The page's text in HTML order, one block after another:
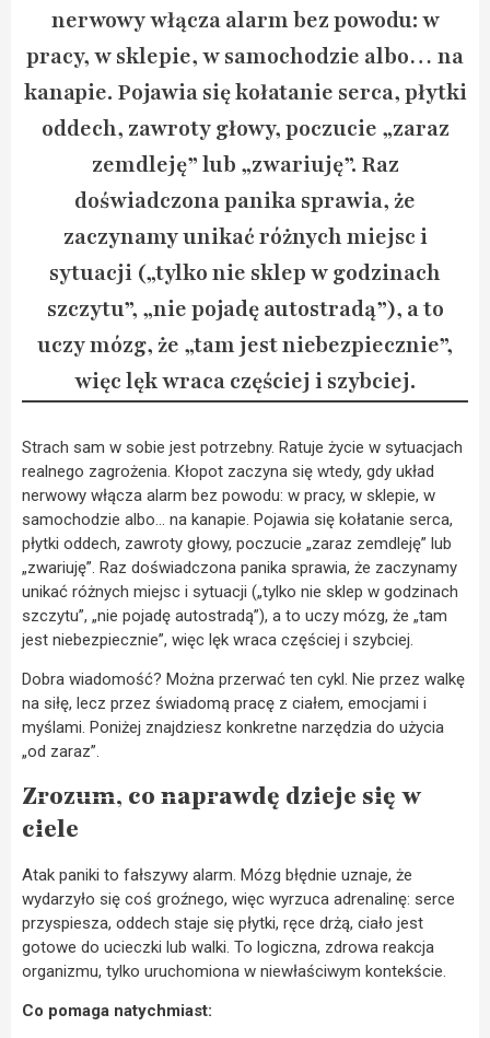
nerwowy włącza alarm bez powodu: w
pracy, w sklepie, w samochodzie albo… na
kanapie. Pojawia się kołatanie serca, płytki
oddech, zawroty głowy, poczucie „zaraz
zemdleję” lub „zwariuję”. Raz
doświadczona panika sprawia, że
zaczynamy unikać różnych miejsc i
sytuacji („tylko nie sklep w godzinach
szczytu”, „nie pojadę autostradą”), a to
uczy mózg, że „tam jest niebezpiecznie”,
więc lęk wraca częściej i szybciej.
Strach sam w sobie jest potrzebny. Ratuje życie w sytuacjach
realnego zagrożenia. Kłopot zaczyna się wtedy, gdy układ
nerwowy włącza alarm bez powodu: w pracy, w sklepie, w
samochodzie albo… na kanapie. Pojawia się kołatanie serca,
płytki oddech, zawroty głowy, poczucie „zaraz zemdleję” lub
„zwariuję”. Raz doświadczona panika sprawia, że zaczynamy
unikać różnych miejsc i sytuacji („tylko nie sklep w godzinach
szczytu”, „nie pojadę autostradą”), a to uczy mózg, że „tam
jest niebezpiecznie”, więc lęk wraca częściej i szybciej.
Dobra wiadomość? Można przerwać ten cykl. Nie przez walkę
na siłę, lecz przez świadomą pracę z ciałem, emocjami i
myślami. Poniżej znajdziesz konkretne narzędzia do użycia
„od zaraz”.
Zrozum, co naprawdę dzieje się w
ciele
Atak paniki to fałszywy alarm. Mózg błędnie uznaje, że
wydarzyło się coś groźnego, więc wyrzuca adrenalinę: serce
przyspiesza, oddech staje się płytki, ręce drżą, ciało jest
gotowe do ucieczki lub walki. To logiczna, zdrowa reakcja
organizmu, tylko uruchomiona w niewłaściwym kontekście.
Co pomaga natychmiast: